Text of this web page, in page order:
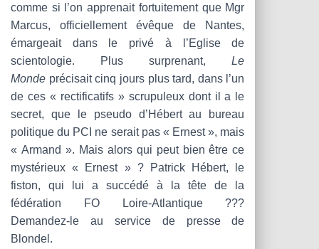
comme si l’on apprenait fortuitement que Mgr
Marcus, officiellement évêque de Nantes,
émargeait dans le privé à l’Eglise de
scientologie. Plus surprenant,Le
Monde précisait cinq jours plus tard, dans l’un
de ces « rectificatifs » scrupuleux dont il a le
secret, que le pseudo d’Hébert au bureau
politique du PCI ne serait pas « Ernest », mais
« Armand ». Mais alors qui peut bien être ce
mystérieux « Ernest » ? Patrick Hébert, le
fiston, qui lui a succédé à la tête de la
fédération FO Loire-Atlantique ???
Demandez-le au service de presse de
Blondel.